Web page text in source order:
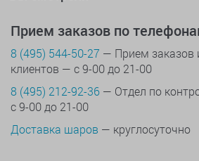
Прием заказов по
8 (495) 544-50-27 — Прием заказов
клиентов — с 9-00 до 21-00
8 (495) 212-92-36 — Отдел по
с 9-00 до 21-00
Доставка шаров — круглосуточно